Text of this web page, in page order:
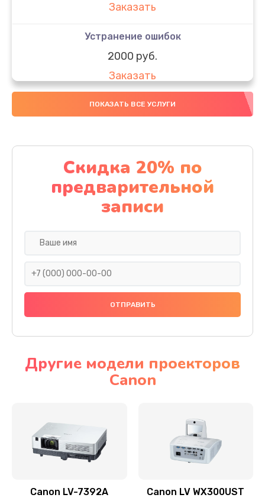
Заказать
Устранение ошибок
2000 руб.
Заказать
Ремонт после залития
Заказать
Ремонт электроплаты
1320 руб.
Заказать
Замена датчика
Замена дисплея
Замена кнопки
Заказать
ПОКАЗАТЬ ВСЕ УСЛУГИ
Скидка 20% по
предварительной
записи
Другие модели проекторов
Canon
Canon LV-7392A Canon LV WX300UST